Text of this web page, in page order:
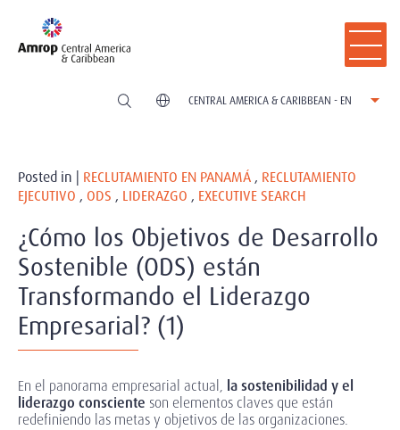
CENTRAL AMERICA & CARIBBEAN - EN
Posted in | RECLUTAMIENTO EN PANAMÁ , RECLUTAMIENTO
EJECUTIVO , ODS , LIDERAZGO , EXECUTIVE SEARCH
¿Cómo los Objetivos de Desarrollo
Sostenible (ODS) están
Transformando el Liderazgo
Empresarial? (1)
En el panorama empresarial actual, la sostenibilidad y el
liderazgo consciente son elementos claves que están
redefiniendo las metas y objetivos de las organizaciones.